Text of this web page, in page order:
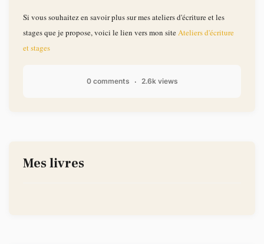
Si vous souhaitez en savoir plus sur mes ateliers d'écriture et les
stages que je propose, voici le lien vers mon siteAteliers d'écriture
et stages
0 comments 2.6k views
Mes livres